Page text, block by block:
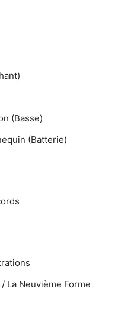
(Basse)
(Batterie)
La Neuvième Forme